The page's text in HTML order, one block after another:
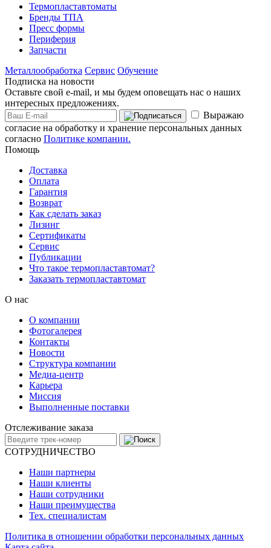
Термопластавтоматы
Бренды ТПА
Пресс формы
Периферия
Запчасти
Металлообработка Сервис Обучение
Подписка на новости
Оставьте свой e-mail, и мы будем оповещать нас о наших
интересных предложениях.
Выражаю
согласие на обработку и хранение персональных данных
согласно Политике компании.
Помощь
Доставка
Оплата
Гарантия
Возврат
Как сделать заказ
Лизинг
Сертификаты
Сервис
Публикации
Что такое термопластавтомат?
Заказать термопластавтомат
О нас
О компании
Фотогалерея
Контакты
Новости
Структура компании
Медиа-центр
Карьера
Миссия
Выполненные поставки
Отслеживание заказа
СОТРУДНИЧЕСТВО
Наши партнеры
Наши клиенты
Наши сотрудники
Наши преимущества
Тех. специалистам
Политика в отношении обработки персональных данных